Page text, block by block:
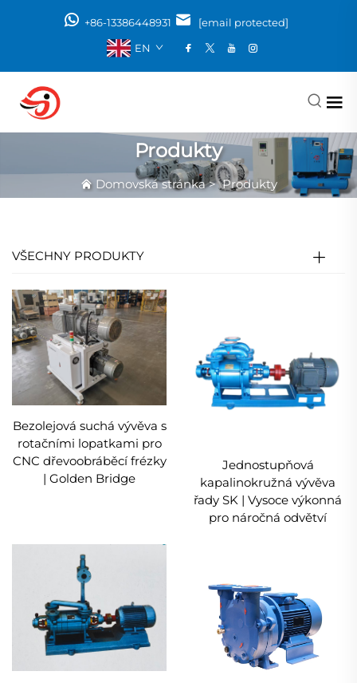
+86-13386448931
[email protected]
EN
Produkty
Domovská stránka>Produkty
VŠECHNY PRODUKTY
Bezolejová suchá vývěva s
rotačními lopatkami pro
CNC dřevoobráběcí frézky
| Golden Bridge
Jednostupňová
kapalinokružná vývěva
řady SK | Vysoce výkonná
pro náročná odvětví